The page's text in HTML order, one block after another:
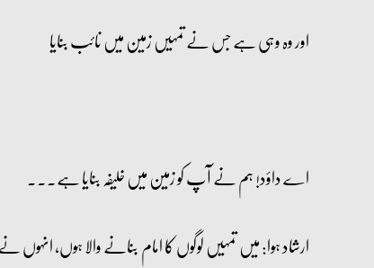
اور وہ وہی ہے جس نے تمہیں زمین میں نائب بنایا
اے داؤد! ہم نے آپ کو زمین میں خلیفہ بنایا ہے۔۔۔
ارشاد ہوا: میں تمہیں لوگوں کا امام بنانے والا ہوں،